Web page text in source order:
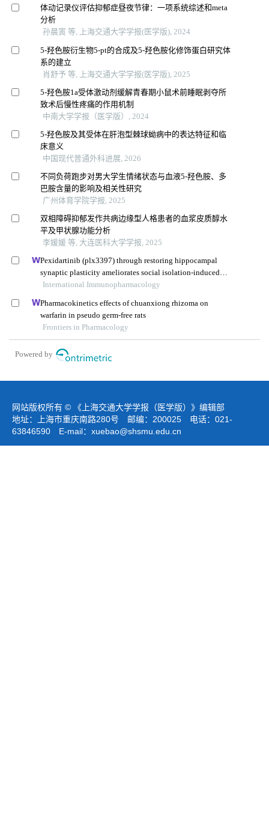
体动记录仪评估抑郁症昼夜节律：一项系统综述和meta
分析
孙晨寅 等, 上海交通大学学报(医学版), 2024
5-羟色胺衍生物5-pt的合成及5-羟色胺化修饰蛋白研究体
系的建立
肖舒予 等, 上海交通大学学报(医学版), 2025
5-羟色胺1a受体激动剂缓解青春期小鼠术前睡眠剥夺所
致术后慢性疼痛的作用机制
中南大学学报（医学版）, 2024
5-羟色胺及其受体在肝泡型棘球蚴病中的表达特征和临
床意义
中国现代普通外科进展, 2026
不同负荷跑步对男大学生情绪状态与血液5-羟色胺、多
巴胺含量的影响及相关性研究
广州体育学院学报, 2025
双相障碍抑郁发作共病边缘型人格患者的血浆皮质醇水
平及甲状腺功能分析
李媛媛 等, 大连医科大学学报, 2025
Pexidartinib (plx3397) through restoring hippocampal
synaptic plasticity ameliorates social isolation-induced
mood disorders
International Immunopharmacology
Pharmacokinetics effects of chuanxiong rhizoma on
warfarin in pseudo germ-free rats
Frontiers in Pharmacology
Powered by
网站版权所有 © 《上海交通大学学报（医学版）》编辑部
地址：上海市重庆南路280号 邮编：200025 电话：021-
63846590 E-mail： xuebao@shsmu.edu.cn